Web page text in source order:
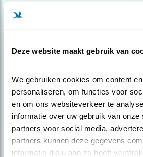
Deze website maakt gebruik van
We gebruiken cookies om content
personaliseren, om functies voor
en om ons websiteverkeer te
informatie over uw gebruik van onze
partners voor social media,
partners kunnen deze gegevens
informatie die u aan ze heeft
Meld je aan en ontvang nieuws,
over vogels en activiteiten van